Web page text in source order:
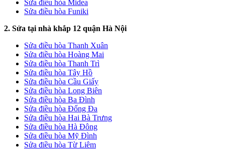
Sửa điều hòa Midea
Sửa điều hòa Funiki
2. Sửa tại nhà khắp 12 quận Hà Nội
Sửa điều hòa Thanh Xuân
Sửa điều hòa Hoàng Mai
Sửa điều hòa Thanh Trì
Sửa điều hòa Tây Hồ
Sửa điều hòa Cầu Giấy
Sửa điều hòa Long Biên
Sửa điều hòa Ba Đình
Sửa điều hòa Đống Đa
Sửa điều hòa Hai Bà Trưng
Sửa điều hòa Hà Đông
Sửa điều hòa Mỹ Đình
Sửa điều hòa Từ Liêm